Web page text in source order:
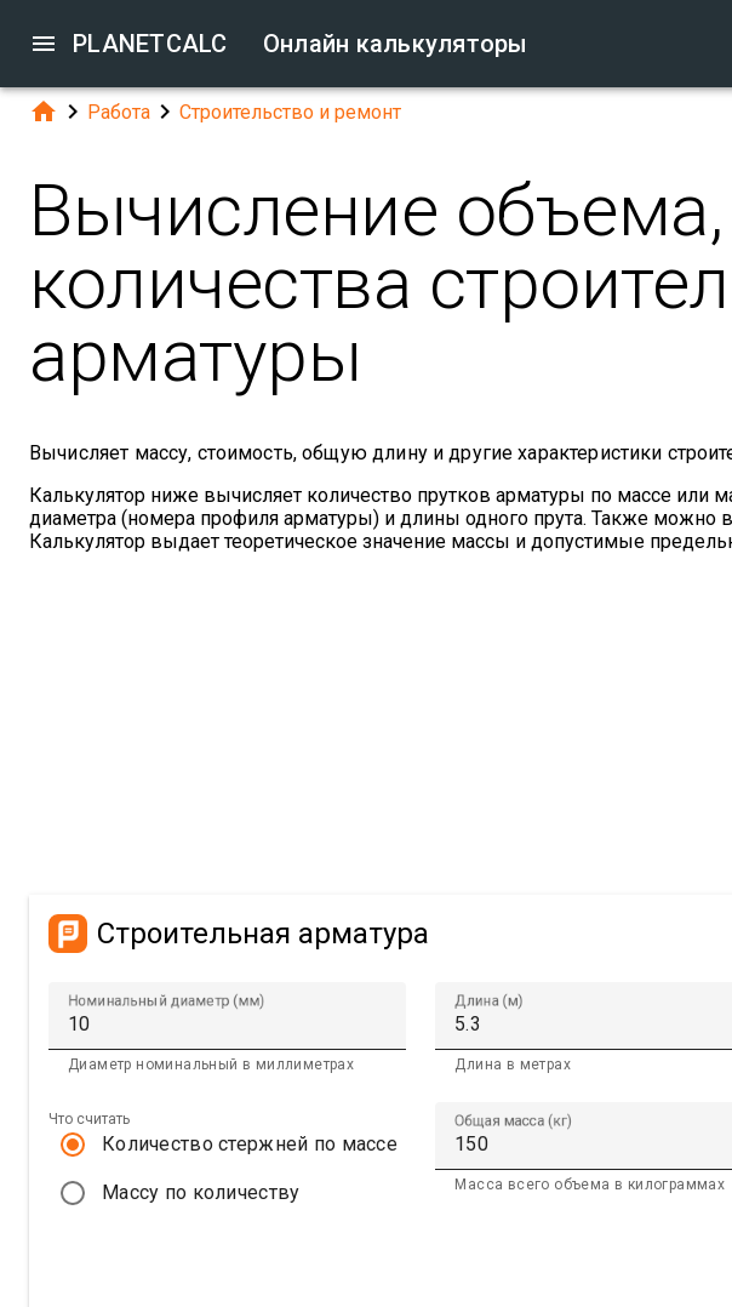
 PLANETCALC Онлайн калькуляторы
  Работа  Строительство и ремонт
Вычисление
количества
арматуры
Вычисляет массу, стоимость, общую длину и другие характеристики
Калькулятор ниже вычисляет количество прутков арматуры по массе или
диаметра (номера профиля арматуры) и длины одного прута. Также можно
Калькулятор выдает теоретическое значение массы и допустимые
Строительная арматура
Номинальный диаметр (мм)
Диаметр номинальный в миллиметрах
Длина (м)
Длина в метрах
Что считать
Количество стержней по массе
Массу по количеству
Общая масса (кг)
Масса всего объема в килограммах